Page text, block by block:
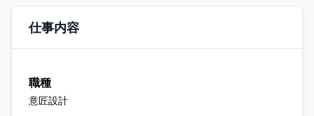
仕事内容
職種
意匠設計